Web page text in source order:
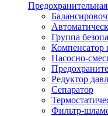
Группа
Компенсатор
Насосно-
Редуктор
Сепаратор
Фильтр-